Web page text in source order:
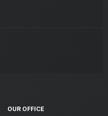
OUR OFFICE